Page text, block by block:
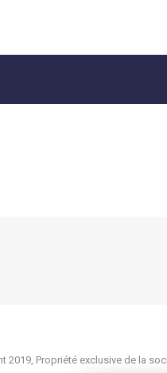
2019, Propriété exclusive de la